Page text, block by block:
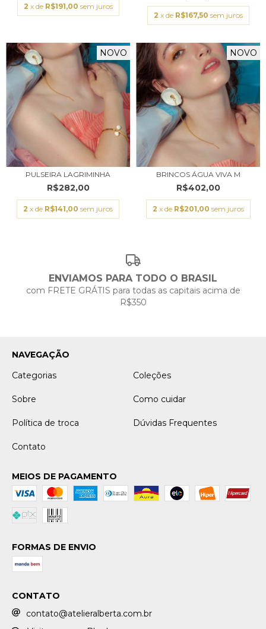
2 x de R$191,00 sem juros
2 x de R$167,50 sem juros
NOVO
PULSEIRA LAGRIMINHA
R$282,00
2 x de R$141,00 sem juros
NOVO
BRINCOS ÁGUA VIVA M
R$402,00
2 x de R$201,00 sem juros
ENVIAMOS PARA TODO O BRASIL
com FRETE GRÁTIS para todas as capitais acima de
R$350
NAVEGAÇÃO
Categorias
Coleções
Sobre Como cuidar
Política de troca Dúvidas Frequentes
Contato
MEIOS DE PAGAMENTO
FORMAS DE ENVIO
CONTATO
contato@atelieralberta.com.br